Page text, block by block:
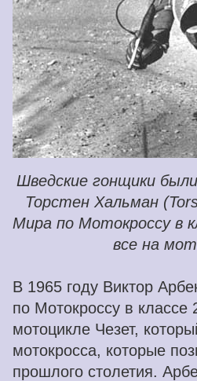
Шведские гонщики
Торстен Хальман
Мира по Мотокроссу в
все на
В 1965 году Виктор
по Мотокроссу в классе
мотоцикле Чезет,
мотокросса, которые
прошлого столетия.